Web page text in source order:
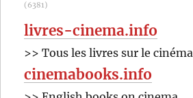
(6381)
livres-cinema.info
>> Tous les livres sur le cinéma
cinemabooks.info